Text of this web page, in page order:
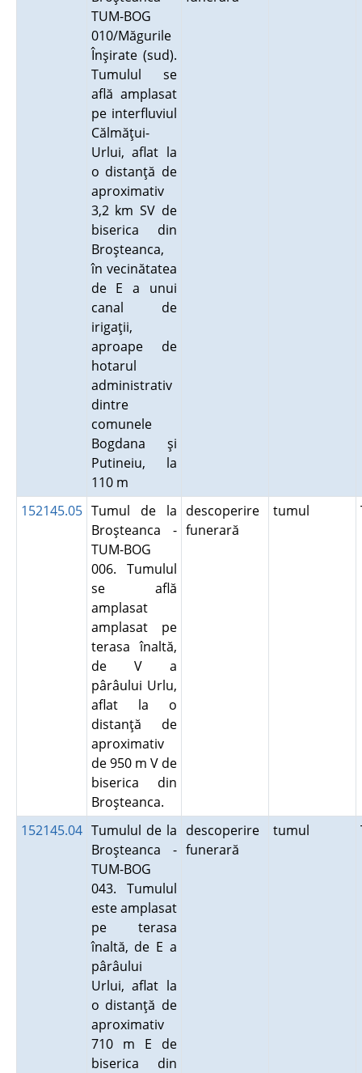
TUM-BOG
010/Măgurile
Înşirate (sud).
Tumulul se
află amplasat
pe interfluviul
Călmăţui-
Urlui, aflat la
o distanţă de
aproximativ
3,2 km SV de
biserica din
Broşteanca,
în vecinătatea
de E a unui
canal de
irigaţii,
aproape de
hotarul
administrativ
dintre
comunele
Bogdana şi
Putineiu, la
110 m
152145.05 Tumul de la
Broşteanca -
TUM-BOG
006. Tumulul
se află
amplasat
amplasat pe
terasa înaltă,
de V a
pârâului Urlu,
aflat la o
distanţă de
aproximativ
de 950 m V de
biserica din
Broşteanca.
descoperire
funerară
tumul
152145.04 Tumulul de la
Broşteanca -
TUM-BOG
043. Tumulul
este amplasat
pe terasa
înaltă, de E a
pârâului
Urlui, aflat la
o distanţă de
aproximativ
710 m E de
biserica din
descoperire
funerară
tumul